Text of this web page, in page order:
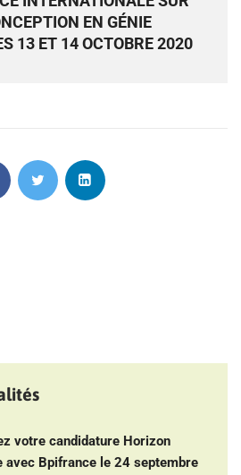
EN GÉNIE
13 ET 14 OCTOBRE 2020
votre candidature Horizon
avec Bpifrance le 24 septembre